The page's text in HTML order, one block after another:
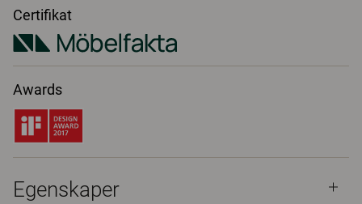
Certifikat
Awards
Egenskaper